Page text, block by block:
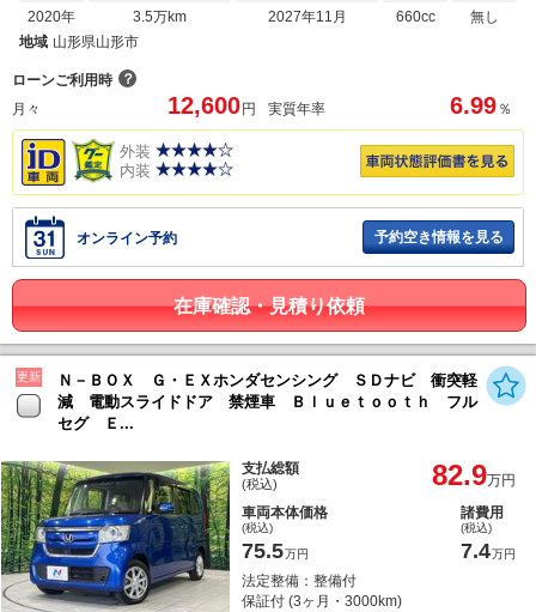
2020年
3.5万km
2027年11月
660cc
無し
地域 山形県山形市
ローンご利用時 ？
月々
12,600 円 実質年率 6.99 ％
外装
内装
オンライン予約 予約空き情報を見る
在庫確認・見積り依頼
更新
Ｎ－ＢＯＸ Ｇ・ＥＸホンダセンシング ＳＤナビ 衝突軽
減 電動スライドドア 禁煙車 Ｂｌｕｅｔｏｏｔｈ フル
セグ Ｅ...
支払総額
(税込) 82.9万円
車両本体価格
(税込)
75.5万円
諸費用
(税込)
7.4万円
法定整備：整備付
保証付 (3ヶ月・3000km)